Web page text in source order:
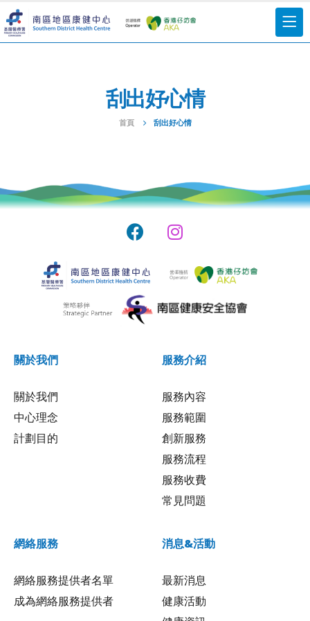
刮出好心情
首頁 刮出好心情
關於我們
關於我們
中心理念
計劃目的
服務介紹
服務內容
服務範圍
創新服務
服務流程
服務收費
常見問題
網絡服務
網絡服務提供者名單
成為網絡服務提供者
消息&活動
最新消息
健康活動